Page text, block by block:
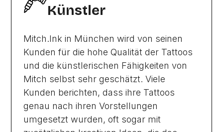
Künstler
Mitch.Ink in München wird von seinen
Kunden für die hohe Qualität der Tattoos
und die künstlerischen Fähigkeiten von
Mitch selbst sehr geschätzt. Viele
Kunden berichten, dass ihre Tattoos
genau nach ihren Vorstellungen
umgesetzt wurden, oft sogar mit